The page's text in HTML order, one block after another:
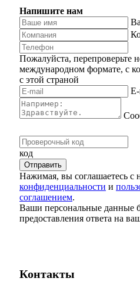
Напишите нам
Пожалуйста, перепроверьте
международном формате, с
с этой страной
код
Нажимая, вы соглашаетесь с
конфиденциальности и
соглашением.
Ваши персональные данные
предоставления ответа на
Контакты